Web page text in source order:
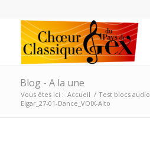
Blog - A la une
Vous êtes ici : Accueil / Test blocs audio
Elgar_27-01-Dance_VOIX-Alto